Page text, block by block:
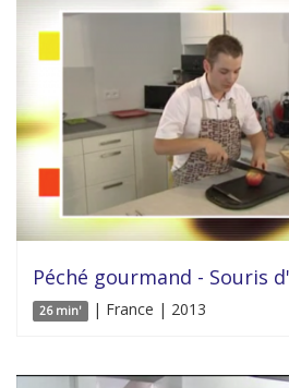
Péché gourmand - Souris
26 min' | France | 2013